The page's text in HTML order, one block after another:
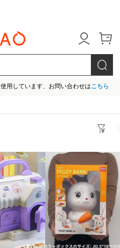
用しています、お問い合わせはこちら